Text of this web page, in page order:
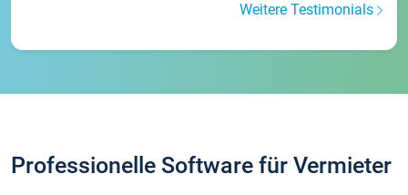
Weitere Testimonials
Professionelle Software für Vermieter